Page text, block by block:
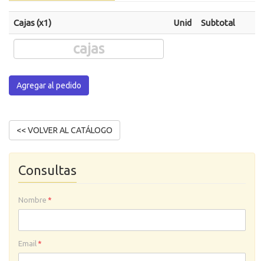
Cajas (x1) Unid Subtotal
Agregar al pedido
Consultas
Nombre *
Email *